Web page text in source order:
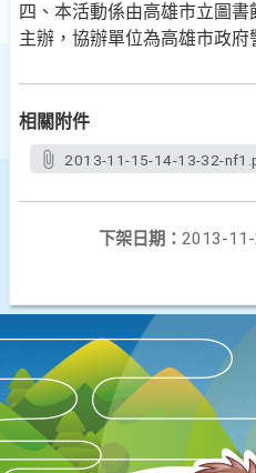
四、本活動係由高雄市立圖
主辦，協辦單位為高雄市政府
相關附件
2013-11-15-14-13-32-
下架日期： 2013-